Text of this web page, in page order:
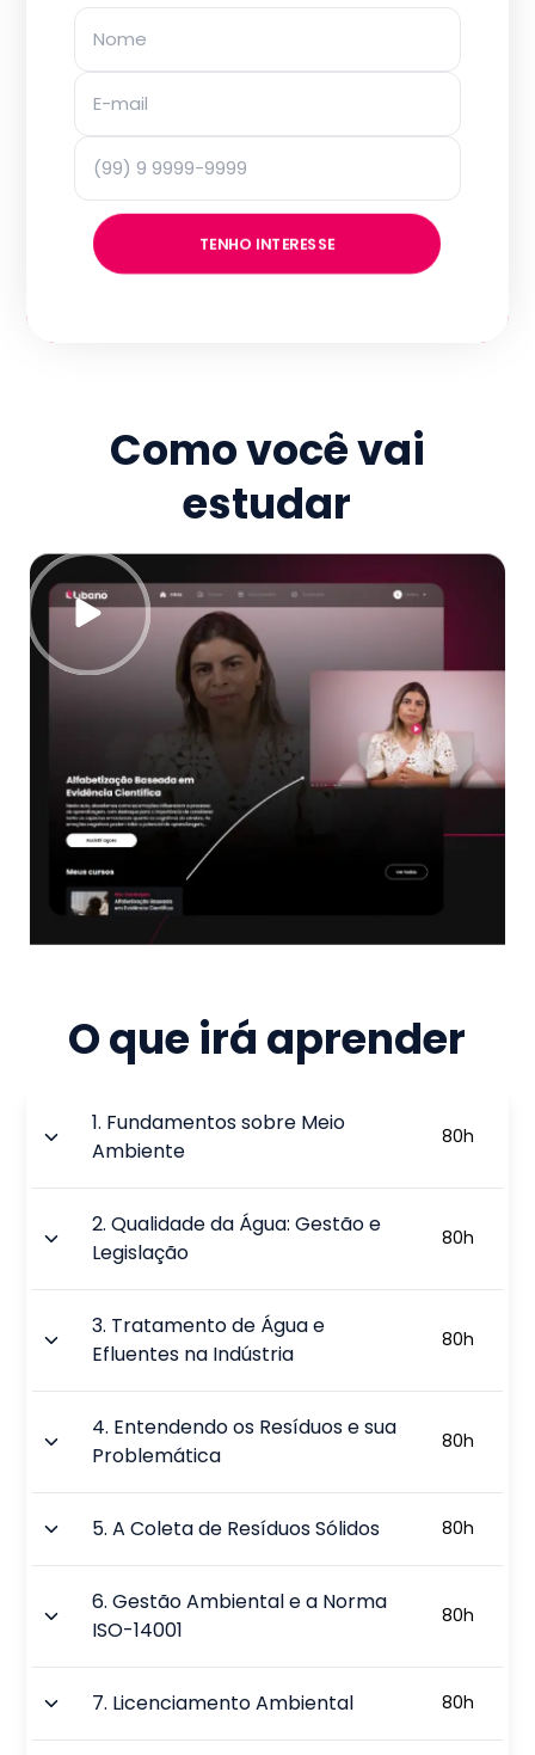
TENHO INTERESSE
Como você vai
estudar
O que irá aprender
1. Fundamentos sobre Meio
Ambiente
80h
2.Qualidade da Água: Gestão e
Legislação
80h
3. Tratamento de Água e
Efluentes na Indústria
80h
4. Entendendo os Resíduos e sua
Problemática
80h
5.A Coleta de Resíduos Sólidos 80h
6.Gestão Ambiental e a Norma
ISO-14001
80h
7. Licenciamento Ambiental 80h